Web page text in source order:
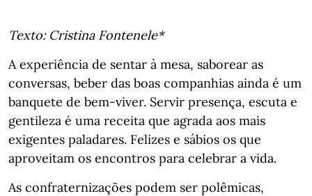
Texto: Cristina Fontenele*
A experiência de sentar à mesa, saborear as
conversas, beber das boas companhias ainda é um
banquete de bem-viver. Servir presença, escuta e
gentileza é uma receita que agrada aos mais
exigentes paladares. Felizes e sábios os que
aproveitam os encontros para celebrar a vida.
As confraternizações podem ser polêmicas,